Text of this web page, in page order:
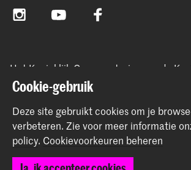
InstagramYouTube Facebook
Het Koninklijk Conservatorium en de
Academie van Beeldende Kunsten
Hogeschool der Kunsten Den Haag.
© 2025 - 2026 Koninklijk Conservatorium |
Cookie-gebruik
Deze site gebruikt cookies om je
verbeteren. Zie voor meer informatie
policy. Cookievoorkeuren beheren